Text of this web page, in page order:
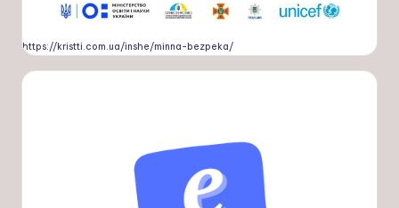
https://kristti.com.ua/inshe/minna-bezpeka/